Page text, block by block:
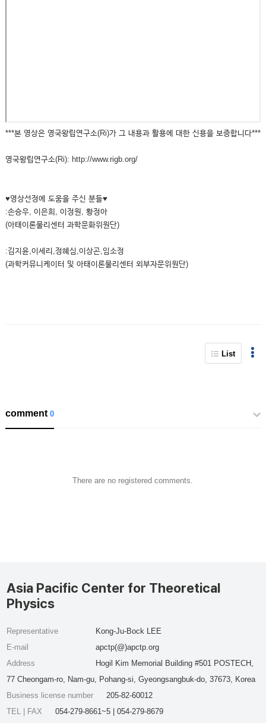
***본 영상은 영국왕립연구소(Ri)가 그 내용과 활용에 대한 신용을 보증합니다***
영국왕립연구소(Ri): http://www.rigb.org/
♥영상선정에 도움을 주신 분들♥
:손승우, 이은희, 이정원, 황정아
(아태이론물리센터 과학문화위원단)
:김지윤,이세리,정혜심,이상곤,임소정
(과학커뮤니케이터 및 아태이론물리센터 외부자문위원단)
List
comment0
There are no registered comments.
Asia Pacific Center for Theoretical
Physics
Representative
Kong-Ju-Bock LEE
E-mail
apctp(@)apctp.org
Address
Hogil Kim Memorial Building #501 POSTECH,
77 Cheongam-ro, Nam-gu, Pohang-si, Gyeongsangbuk-do, 37673, Korea
Business license number
205-82-60012
TEL | FAX
054-279-8661~5 | 054-279-8679